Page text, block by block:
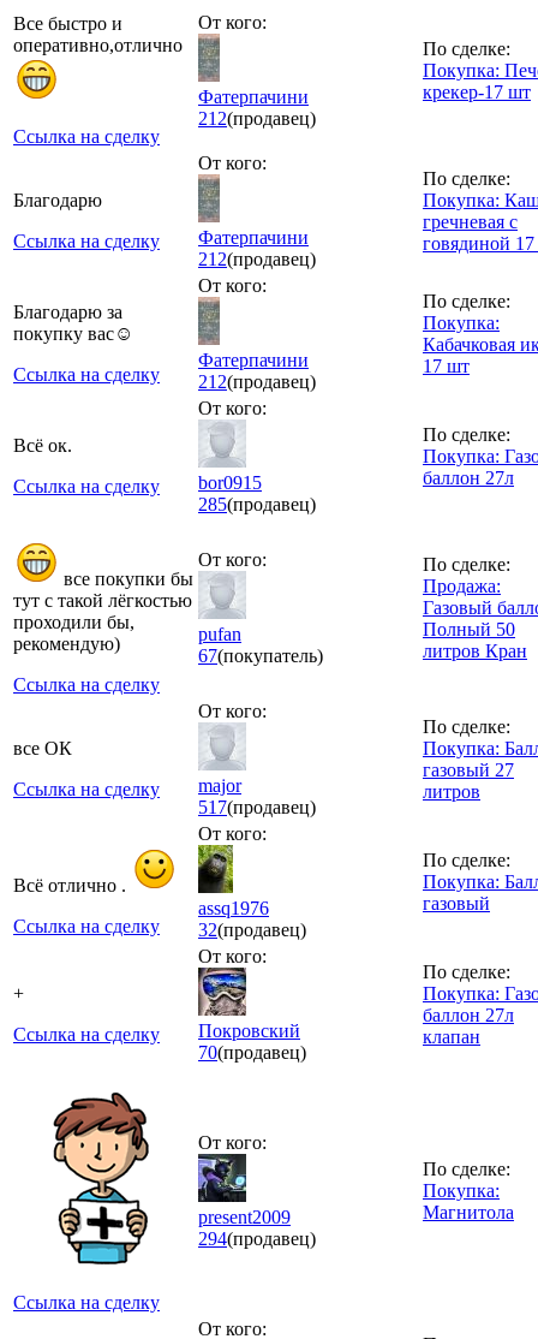
Все быстро и
оперативно,отлично
Ссылка на сделку
От кого:
Фатерпачини
212(продавец)
По сделке:
Покупка:
крекер-17 шт
Благодарю
Ссылка на сделку
От кого:
Фатерпачини
212(продавец)
По сделке:
Покупка:
гречневая с
говядиной
Благодарю за
покупку вас☺️
Ссылка на сделку
От кого:
Фатерпачини
212(продавец)
По сделке:
Покупка:
Кабачковая
17 шт
Всё ок.
Ссылка на сделку
От кого:
bor0915
285(продавец)
По сделке:
Покупка:
баллон 27л
все покупки бы
тут с такой лёгкостью
проходили бы,
рекомендую)
Ссылка на сделку
От кого:
pufan
67(покупатель)
По сделке:
Продажа:
Газовый
Полный 50
литров Кран
все ОК
Ссылка на сделку
От кого:
major
517(продавец)
По сделке:
Покупка:
газовый 27
литров
Всё отлично .
Ссылка на сделку
От кого:
assq1976
32(продавец)
По сделке:
Покупка:
газовый
+
Ссылка на сделку
От кого:
Покровский
70(продавец)
По сделке:
Покупка:
баллон 27л
клапан
Ссылка на сделку
От кого:
present2009
294(продавец)
По сделке:
Покупка:
Магнитола
От кого: